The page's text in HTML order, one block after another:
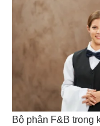
Bộ phân F&B